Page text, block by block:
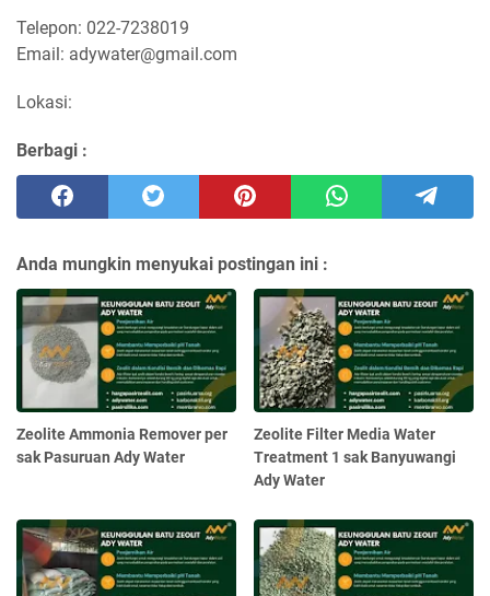
Telepon: 022-7238019
Email: adywater@gmail.com
Lokasi:
Berbagi :
Anda mungkin menyukai postingan ini :
Zeolite Ammonia Remover per
sak Pasuruan Ady Water
Zeolite Filter Media Water
Treatment 1 sak Banyuwangi
Ady Water